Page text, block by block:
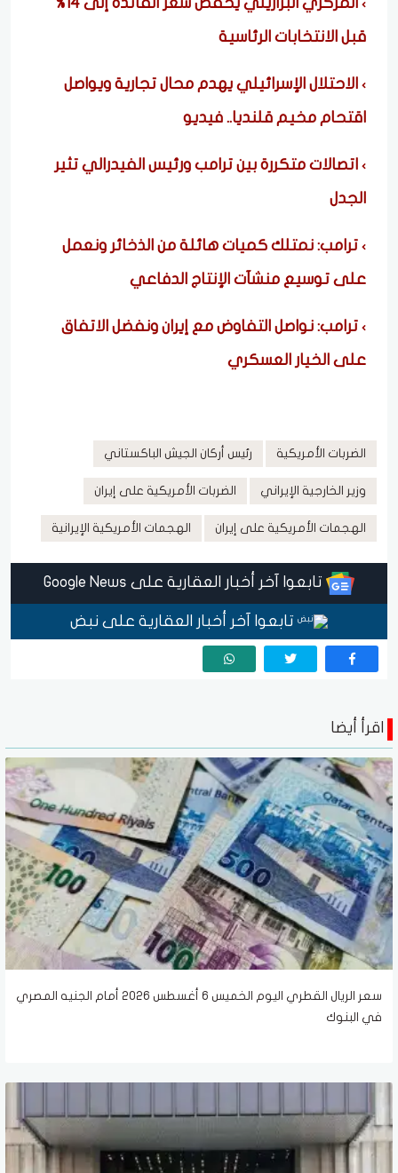
قبل الانتخابات الرئاسية
الاحتلال الإسرائيلي يهدم محال تجارية ويواصل
اقتحام مخيم قلنديا.. فيديو
اتصالات متكررة بين ترامب ورئيس الفيدرالي تثير
الجدل
ترامب: نمتلك كميات هائلة من الذخائر ونعمل
على توسيع منشآت الإنتاج الدفاعي
ترامب: نواصل التفاوض مع إيران ونفضل الاتفاق
على الخيار العسكري
الضربات الأمريكية رئيس أركان الجيش الباكستاني
وزير الخارجية الإيراني الضربات الأمريكية على إيران
الهجمات الأمريكية على إيران الهجمات الأمريكية الإيرانية
تابعوا آخر أخبار العقارية على Google News
تابعوا آخر أخبار العقارية على نبض
اقرأ أيضا
سعر الريال القطري اليوم الخميس 6 أغسطس 2026 أمام الجنيه المصري
في البنوك